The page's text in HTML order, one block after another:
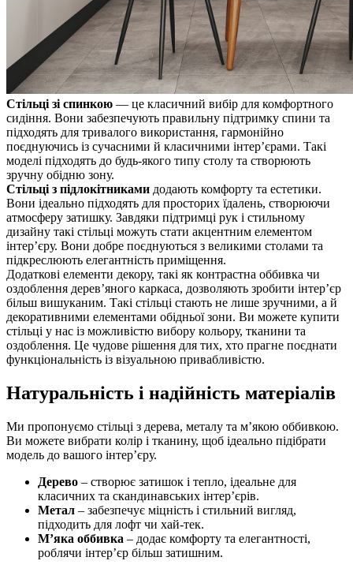
Стільці зі спинкою — це класичний вибір для комфортного
сидіння. Вони забезпечують правильну підтримку спини та
підходять для тривалого використання, гармонійно
поєднуючись із сучасними й класичними інтер’єрами. Такі
моделі підходять до будь-якого типу столу та створюють
зручну обідню зону.
Стільці з підлокітниками додають комфорту та естетики.
Вони ідеально підходять для просторих їдалень, створюючи
атмосферу затишку. Завдяки підтримці рук і стильному
дизайну такі стільці можуть стати акцентним елементом
інтер’єру. Вони добре поєднуються з великими столами та
підкреслюють елегантність приміщення.
Додаткові елементи декору, такі як контрастна оббивка чи
оздоблення дерев’яного каркаса, дозволяють зробити інтер’єр
більш вишуканим. Такі стільці стають не лише зручними, а й
декоративними елементами обідньої зони. Ви можете купити
стільці у нас із можливістю вибору кольору, тканини та
оздоблення. Це чудове рішення для тих, хто прагне поєднати
функціональність із візуальною привабливістю.
Натуральність і надійність матеріалів
Ми пропонуємо стільці з дерева, металу та м’якою оббивкою.
Ви можете вибрати колір і тканину, щоб ідеально підібрати
модель до вашого інтер’єру.
Дерево – створює затишок і тепло, ідеальне для
класичних та скандинавських інтер’єрів.
Метал – забезпечує міцність і стильний вигляд,
підходить для лофт чи хай-тек.
М’яка оббивка – додає комфорту та елегантності,
роблячи інтер’єр більш затишним.